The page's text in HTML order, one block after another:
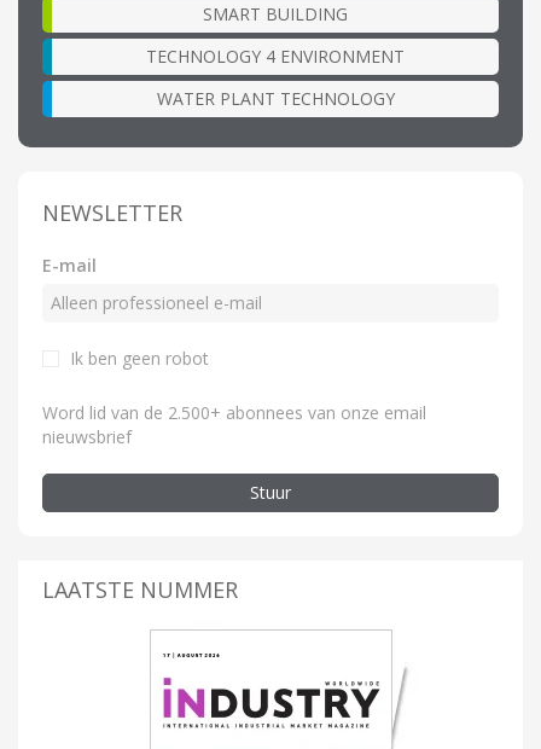
SMART BUILDING
TECHNOLOGY 4 ENVIRONMENT
WATER PLANT TECHNOLOGY
NEWSLETTER
E-mail
Ik ben geen robot
Word lid van de 2.500+ abonnees van onze email
nieuwsbrief
Stuur
LAATSTE NUMMER